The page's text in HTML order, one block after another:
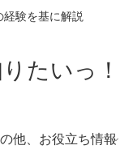
経験を基に解説
たいっ！
他、お役立ち情報